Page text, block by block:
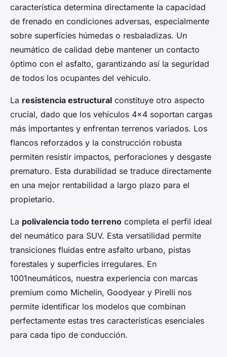
característica determina directamente la capacidad
de frenado en condiciones adversas, especialmente
sobre superficies húmedas o resbaladizas. Un
neumático de calidad debe mantener un contacto
óptimo con el asfalto, garantizando así la seguridad
de todos los ocupantes del vehículo.
La resistencia estructural constituye otro aspecto
crucial, dado que los vehículos 4x4 soportan cargas
más importantes y enfrentan terrenos variados. Los
flancos reforzados y la construcción robusta
permiten resistir impactos, perforaciones y desgaste
prematuro. Esta durabilidad se traduce directamente
en una mejor rentabilidad a largo plazo para el
propietario.
La polivalencia todo terreno completa el perfil ideal
del neumático para SUV. Esta versatilidad permite
transiciones fluidas entre asfalto urbano, pistas
forestales y superficies irregulares. En
1001neumáticos, nuestra experiencia con marcas
premium como Michelin, Goodyear y Pirelli nos
permite identificar los modelos que combinan
perfectamente estas tres características esenciales
para cada tipo de conducción.